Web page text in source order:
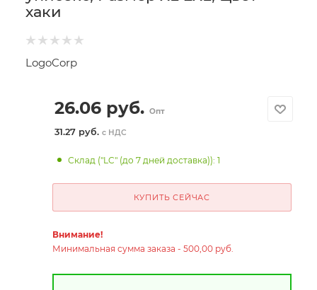
хаки
LogoCorp
26.06руб. Опт
31.27 руб. с НДС
Склад ("LC" (до 7 дней доставка)): 1
КУПИТЬ СЕЙЧАС
Внимание!
Минимальная сумма заказа - 500,00 руб.